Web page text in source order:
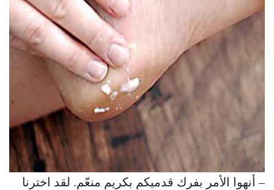
– أنهوا الأمر بفرك قدميكم بكريم منعّم. لقد اخترنا